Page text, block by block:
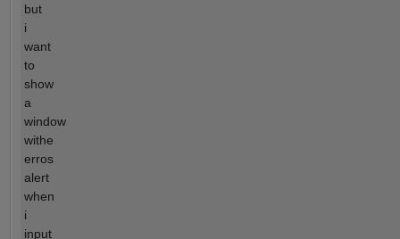
but
i
want
to
show
a
window
withe
erros
alert
when
i
input